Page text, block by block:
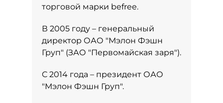
торговой марки befree.
В 2005 году – генеральный
директор ОАО "Мэлон Фэшн
Груп" (ЗАО "Первомайская заря").
С 2014 года – президент ОАО
"Мэлон Фэшн Груп".